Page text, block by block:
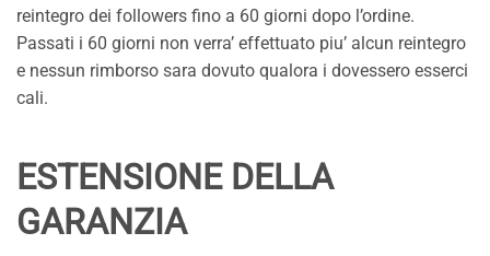
reintegro dei followers fino a 60 giorni dopo l’ordine.
Passati i 60 giorni non verra’ effettuato piu’ alcun reintegro
e nessun rimborso sara dovuto qualora i dovessero esserci
cali.
ESTENSIONE DELLA
GARANZIA